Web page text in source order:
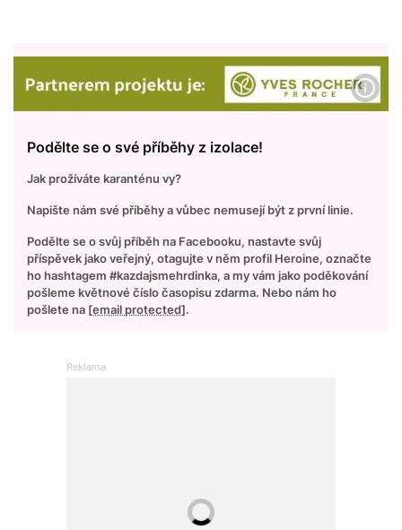
Podělte se o své příběhy z izolace!
Jak prožíváte karanténu vy?
Napište nám své příběhy a vůbec nemusejí být z první linie.
Podělte se o svůj příběh na Facebooku, nastavte svůj
příspěvek jako veřejný, otagujte v něm profil Heroine, označte
ho hashtagem #kazdajsmehrdinka, a my vám jako poděkování
pošleme květnové číslo časopisu zdarma. Nebo nám ho
pošlete na [email protected].